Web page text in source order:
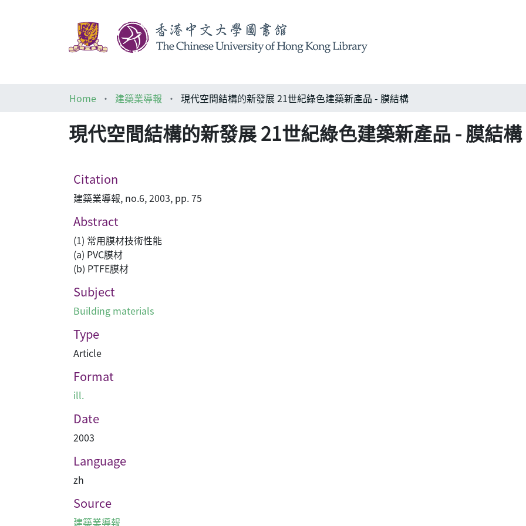
Home
建築業導報 現代空間結構的新發展 21世紀綠色建築新產品 - 膜結構
現代空間結構的新發展 21世紀綠色建築新產品 - 膜結構
Citation
建築業導報, no.6, 2003, pp. 75
Abstract
(1) 常用膜材技術性能
(a) PVC膜材
(b) PTFE膜材
Subject
Building materials
Type
Article
Format
ill.
Date
2003
Language
zh
Source
建築業導報